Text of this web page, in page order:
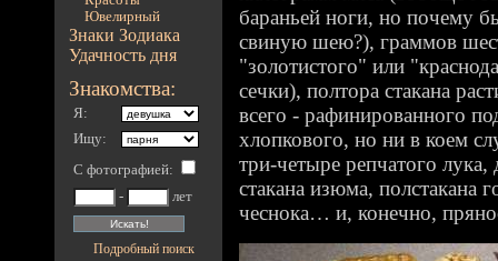
Ювелирный
Знаки Зодиака
Удачность дня
Знакомства:
Я:
Ищу:
С фотографией:
-
лет
Подробный поиск
бараньей ноги, но почему
свиную шею?), граммов
"золотистого" или
сечки), полтора стакана
всего - рафинированного
хлопкового, но ни в коем
три-четыре репчатого
стакана изюма, полстакана
чеснока… и, конечно,